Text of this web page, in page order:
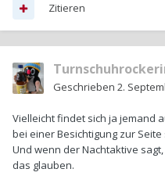
Zitieren
Geschrieben 2.
Vielleicht findet sich ja jemand
bei einer Besichtigung zur
Und wenn der Nachtaktive
das glauben.